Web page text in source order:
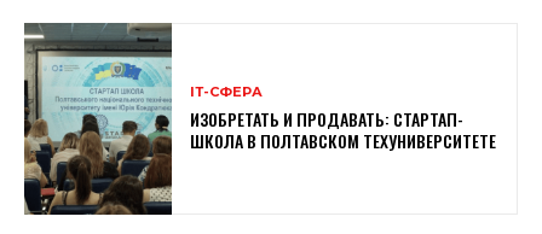
ІТ-СФЕРА
ИЗОБРЕТАТЬ И ПРОДАВАТЬ: СТАРТАП-
ШКОЛА В ПОЛТАВСКОМ ТЕХУНИВЕРСИТЕТЕ